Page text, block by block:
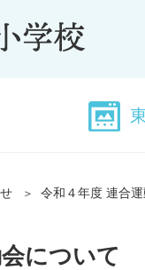
令和４年度 連合
について